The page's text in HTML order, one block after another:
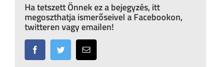
Ha tetszett Önnek ez a bejegyzés, itt
megoszthatja ismerőseivel a Facebookon,
twitteren vagy emailen!
FacebookTwitter Email: